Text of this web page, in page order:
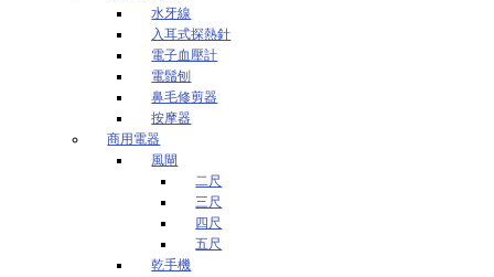
水牙線
入耳式探熱針
電子血壓計
電鬚刨
鼻毛修剪器
按摩器
商用電器
風閘
二尺
三尺
四尺
五尺
乾手機